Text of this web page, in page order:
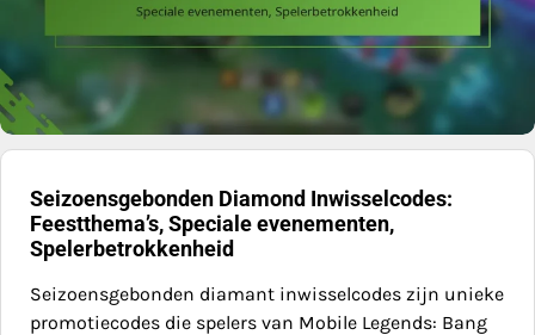
Seizoensgebonden Diamond Inwisselcodes:
Feestthema’s, Speciale evenementen,
Spelerbetrokkenheid
Seizoensgebonden diamant inwisselcodes zijn unieke
promotiecodes die spelers van Mobile Legends: Bang